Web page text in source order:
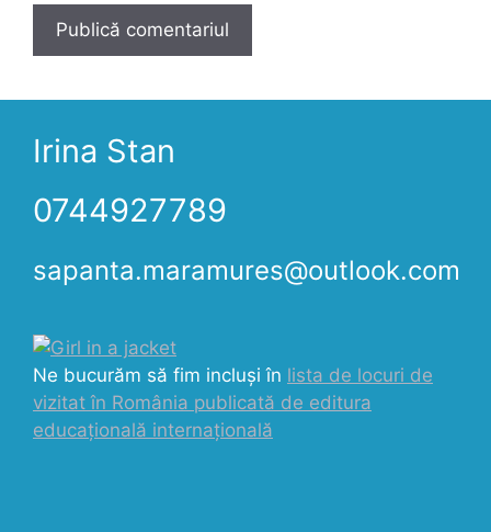
Irina Stan
0744927789
sapanta.maramures@outlook.com
Ne bucurăm să fim incluși în lista de locuri de
vizitat în România publicată de editura
educațională internațională